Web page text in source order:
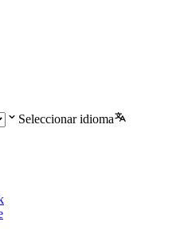
Seleccionar idioma